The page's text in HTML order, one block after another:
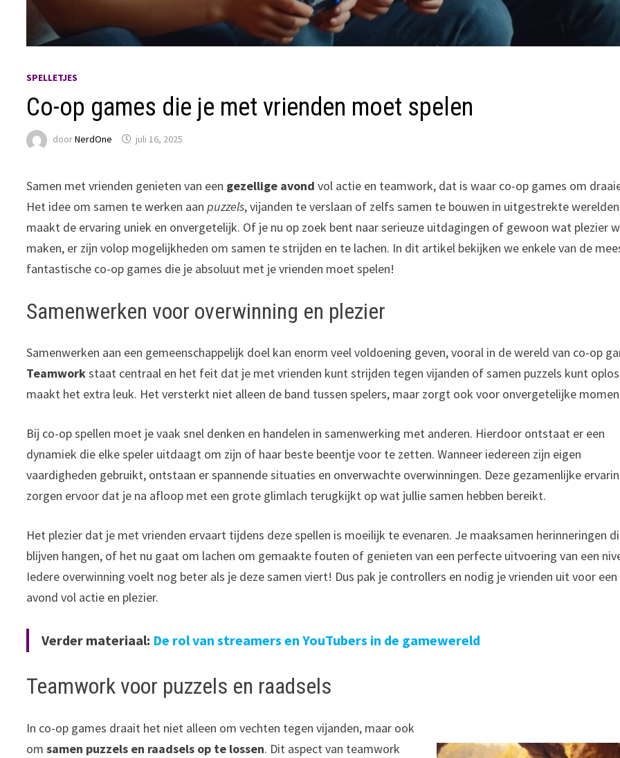
SPELLETJES
Co-op games die je met vrienden moet spelen
doorNerdOne juli 16, 2025
Samen met vrienden genieten van een gezellige avond vol actie en teamwork, dat is waar co-op games om
Het idee om samen te werken aanpuzzels, vijanden te verslaan of zelfs samen te bouwen in uitgestrekte werelden
maakt de ervaring uniek en onvergetelijk. Of je nu op zoek bent naar serieuze uitdagingen of gewoon wat plezier
maken, er zijn volop mogelijkheden om samen te strijden en te lachen. In dit artikel bekijken we enkele van de
fantastische co-op games die je absoluut met je vrienden moet spelen!
Samenwerken voor overwinning en plezier
Samenwerken aan een gemeenschappelijk doel kan enorm veel voldoening geven, vooral in de wereld van co-op
Teamworkstaat centraal en het feit dat je met vrienden kunt strijden tegen vijanden of samen puzzels kunt
maakt het extra leuk. Het versterkt niet alleen de band tussen spelers, maar zorgt ook voor onvergetelijke
Bij co-op spellen moet je vaak snel denken en handelen in samenwerking met anderen. Hierdoor ontstaat er een
dynamiek die elke speler uitdaagt om zijn of haar beste beentje voor te zetten. Wanneer iedereen zijn eigen
vaardigheden gebruikt, ontstaan er spannende situaties en onverwachte overwinningen. Deze gezamenlijke
zorgen ervoor dat je na afloop met een grote glimlach terugkijkt op wat jullie samen hebben bereikt.
Het plezier dat je met vrienden ervaart tijdens deze spellen is moeilijk te evenaren. Je maaksamen herinneringen
blijven hangen, of het nu gaat om lachen om gemaakte fouten of genieten van een perfecte uitvoering van een
Iedere overwinning voelt nog beter als je deze samen viert! Dus pak je controllers en nodig je vrienden uit voor een
avond vol actie en plezier.
Verder materiaal: De rol van streamers en YouTubers in de gamewereld
Teamwork voor puzzels en raadsels
In co-op games draait het niet alleen om vechten tegen vijanden, maar ook
omsamen puzzels en raadsels op te lossen. Dit aspect van teamwork